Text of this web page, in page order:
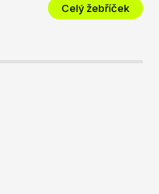
Celý žebříček